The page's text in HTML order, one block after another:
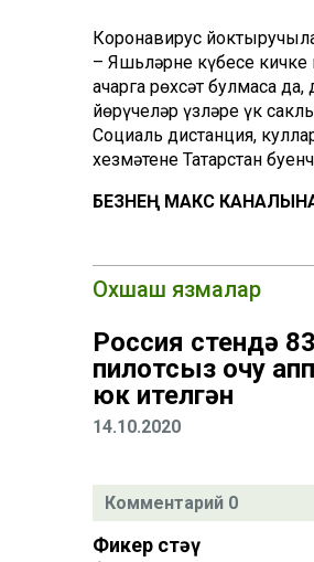
Коронавирус
– Яшьләрнең күбесе
ачарга рөхсәт булмаса
йөрүчеләр үзләре үк
Социаль дистанция,
хезмәтенең Татарстан
БЕЗНЕҢ МАКС
Охшаш язмалар
Россия өстендә 83
пилотсыз очу
юк ителгән
14.10.2020
Комментарий 0
Фикер өстәү